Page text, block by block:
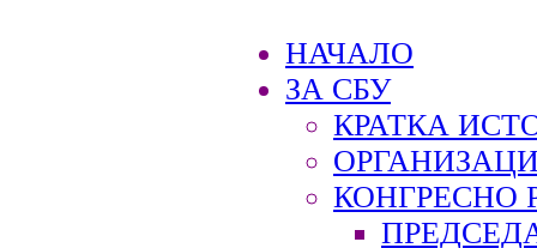
НАЧАЛО
ЗА СБУ
КРАТКА
КОНГРЕСНО